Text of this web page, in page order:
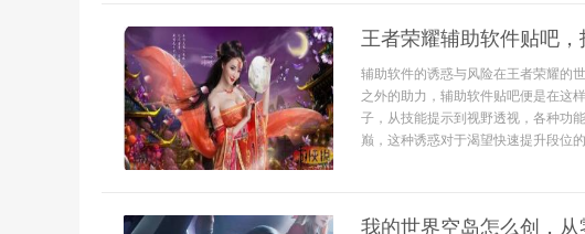
王者荣耀辅助软件贴吧
辅助软件的诱惑与风险在王者荣耀的
之外的助力，辅助软件贴吧便是在这
子，从技能提示到视野透视，各种功
巅，这种诱惑对于渴望快速提升段位
我的世界空岛怎么创，